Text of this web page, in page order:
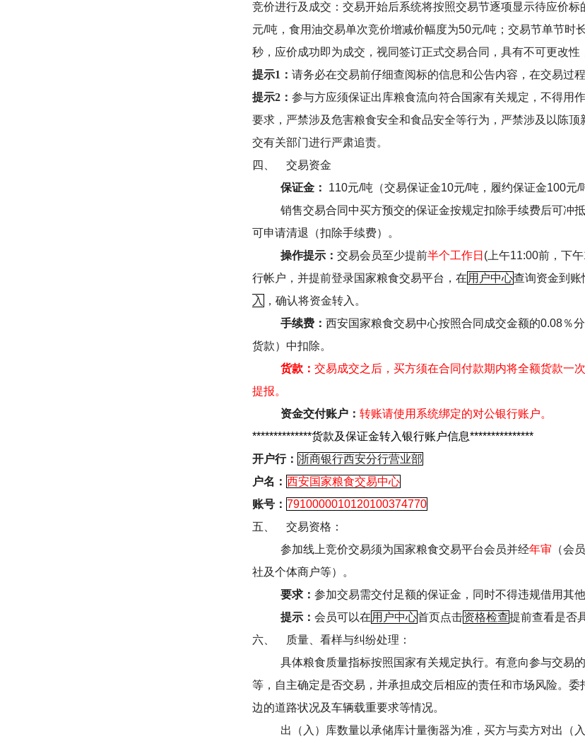
竞价进行及成交：交易开始后系统将按照交易节逐项显示待应价
元/吨，食用油交易单次竞价增减价幅度为50元/吨；交易节单节时
秒，应价成功即为成交，视同签订正式交易合同，具有不可更改性
提示1： 请务必在交易前仔细查阅标的信息和公告内容，在交易过
提示2： 参与方应须保证出库粮食流向符合国家有关规定，不得用
要求，严禁涉及危害粮食安全和食品安全等行为，严禁涉及以陈顶
交有关部门进行严肃追责。
四、
交易资金
保证金：
110元/吨（交易保证金10元/吨，履约保证金100元/
销售交易合同中买方预交的保证金按规定扣除手续费后可冲
可申请清退（扣除手续费）。
操作提示： 交易会员至少提前半个工作日 ( 上午11:00前，下午
行帐户，并提前登录国家粮食交易平台，在 用户中心查询资金到账
入
，确认将资金转入。
手续费： 西安国家粮食交易中心按照合同成交金额的0.08％
货款）中扣除。
货款： 交易成交之后，买方须在合同付款期内将全额货款一
提报。
资金交付账户： 转账请使用系统绑定的对公银行账户。
**************货款及保证金转入银行账户信息***************
开户行： 浙商银行西安分行营业部
户名： 西安国家粮食交易中心
账号： 7910000010120100374770
五、
交易资格：
参加线上竞价交易须为国家粮食交易平台会员并经年审 （会
社及个体商户等）。
要求： 参加交易需交付足额的保证金，同时不得违规借用其
提示： 会员可以在 用户中心首页点击资格检查提前查看是否
六、
质量、看样与纠纷处理：
具体粮食质量指标按照国家有关规定执行。有意向参与交易
等，自主确定是否交易，并承担成交后相应的责任和市场风险。
边的道路状况及车辆载重要求等情况。
出（入）库数量以承储库计量衡器为准，买方与卖方对出（